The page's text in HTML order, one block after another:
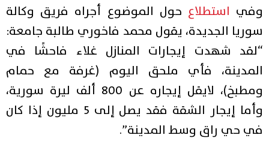
وفي استطلاعحول الموضوع أجراه فريق وكالة
سوريا الجديدة، يقول محمد فاخوري طالبة جامعة:
“لقد شهدت إيجارات المنازل غلاء فاحشًا في
المدينة، فأي ملحق اليوم (غرفة مع حمام
ومطبخ)، لايقل إيجاره عن 800 ألف ليرة سورية،
وأما إيجار الشقة فقد يصل إلى 5 مليون إذا كان
في حي راق وسط المدينة”.